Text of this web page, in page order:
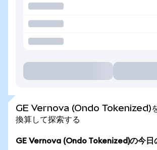
GE Vernova (Ondo Tokenized)を
換算して探索する
GE Vernova (Ondo Tokenized)の今日